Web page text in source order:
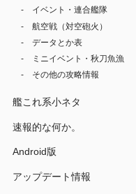
イベント・連合艦隊
航空戦（対空砲火）
データとか表
ミニイベント・秋刀魚漁
その他の攻略情報
艦これ系小ネタ
速報的な何か。
Android版
アップデート情報